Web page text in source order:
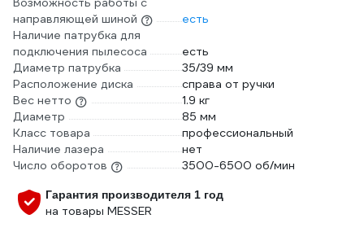
направляющей шиной
есть
Наличие патрубка для
подключения пылесоса
есть
Диаметр патрубка
35/39 мм
Расположение диска
справа от ручки
Вес нетто
1.9 кг
Диаметр
85 мм
Класс товара
профессиональный
Наличие лазера
нет
Число оборотов
3500-6500 об/мин
Гарантия производителя 1 год
на товары MESSER